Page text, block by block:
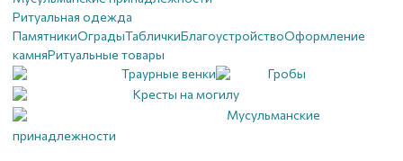
Ритуальная одежда
ПамятникиОградыТабличкиБлагоустройствoОформление
камняРитуальные товары
Траурные венки
Гробы
Кресты на могилу
Мусульманские
принадлежности